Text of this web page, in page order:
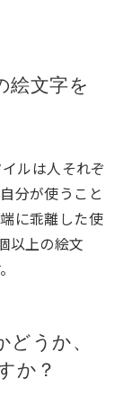
絵文字を
ルは人それぞ
分が使うこと
に乖離した使
以上の絵文
うか、
か？